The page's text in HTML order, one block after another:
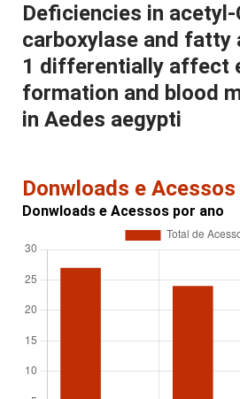
Deficiencies in acetyl-
carboxylase and fatty
1 differentially affect
formation and blood
in Aedes aegypti
Donwloads e Acessos
Donwloads e Acessos por ano